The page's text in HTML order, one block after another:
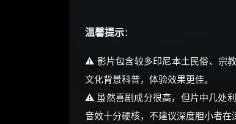
温馨提示：
⚠️ 影片包含较多印尼本土民俗、宗
文化背景科普，体验效果更佳。
⚠️ 虽然喜剧成分很高，但片中几处
音效十分硬核，不建议深度胆小者在